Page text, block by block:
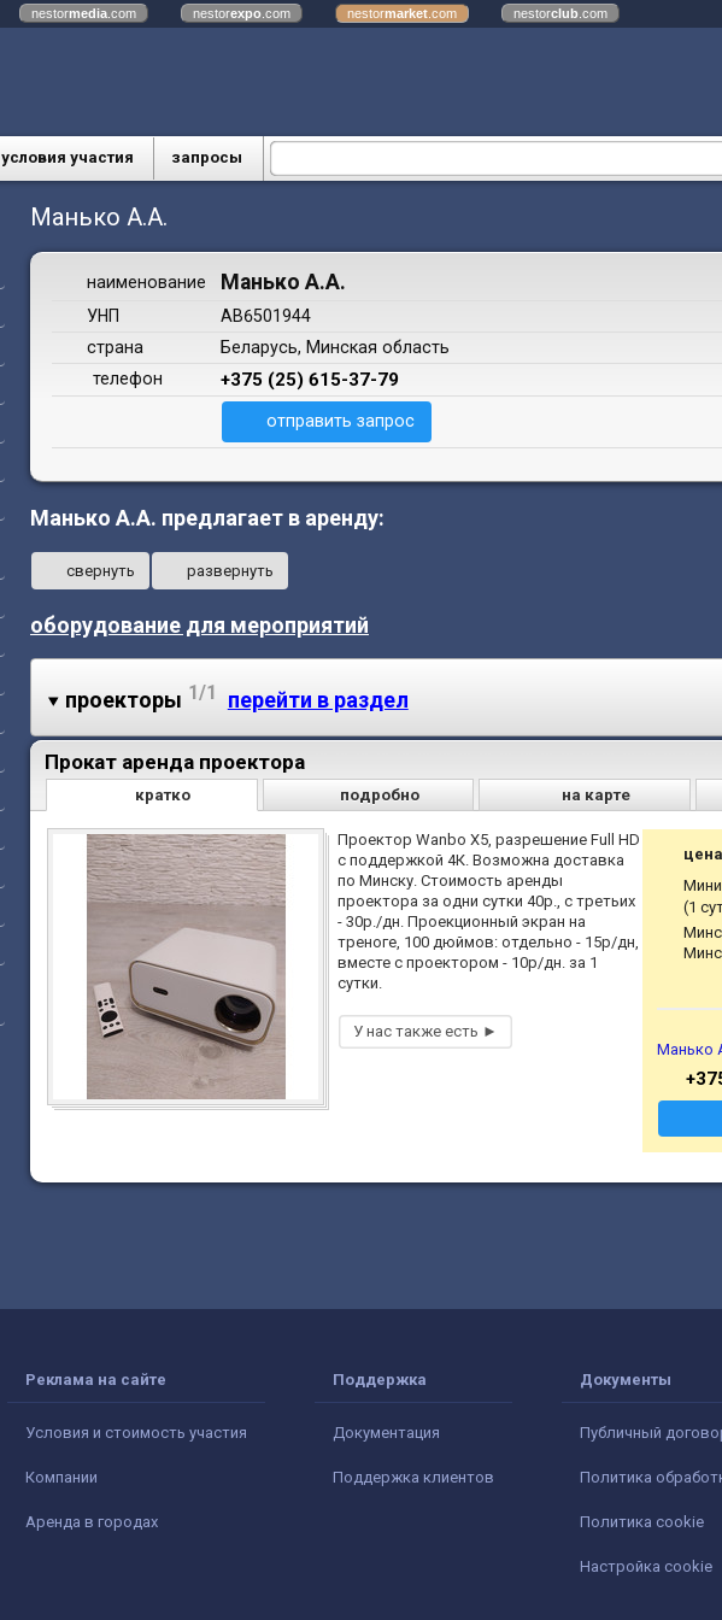
nestormedia .com nestorexpo .com nestormarket .com nestorclub .com
условия участия запросы
Манько А.А.
наименование Манько А.А.
УНП
АВ6501944
страна
Беларусь, Минская область
телефон
+375 (25) 615-37-79
отправить запрос
Манько А.А. предлагает в аренду:
свернуть развернуть
оборудование для мероприятий
проекторы 1/1 перейти в раздел
Прокат аренда проектора
кратко подробно на карте
Проектор Wanbo X5, разрешение Full HD
с поддержкой 4К. Возможна доставка
по Минску. Стоимость аренды
проектора за одни сутки 40р., c третьих
- 30р./дн. Проекционный экран на
треноге, 100 дюймов: отдельно - 15р/дн,
вместе с проектором - 10р/дн. за 1
сутки.
(1
Манько
Реклама на сайте
Условия и стоимость участия
Компании
Аренда в городах
Поддержка
Документация
Поддержка клиентов
Документы
Публичный
Политика
Политика cookie
Настройка cookie